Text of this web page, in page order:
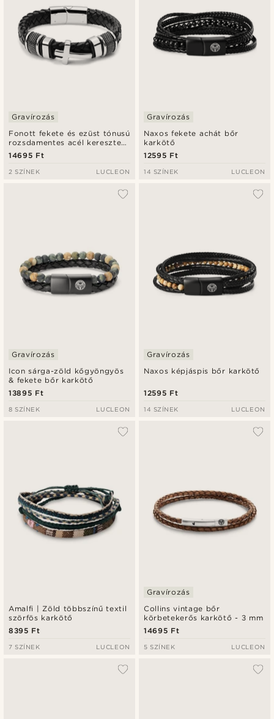
Fonott fekete és ezüst tónusú
rozsdamentes acél keresztes
karkötő
Gravírozás
14695 Ft
2 SZÍNEK LUCLEON
Naxos fekete achát bőr
karkötő
Gravírozás
12595 Ft
14 SZÍNEK LUCLEON
Icon sárga-zöld kőgyöngyös
& fekete bőr karkötő
Gravírozás
13895 Ft
8 SZÍNEK LUCLEON
Naxos képjáspis bőr karkötő
Gravírozás
12595 Ft
14 SZÍNEK LUCLEON
Amalfi | Zöld többszínű textil
szörfös karkötő
8395 Ft
7 SZÍNEK LUCLEON
Collins vintage bőr
körbetekerős karkötő - 3 mm
Gravírozás
14695 Ft
5 SZÍNEK LUCLEON